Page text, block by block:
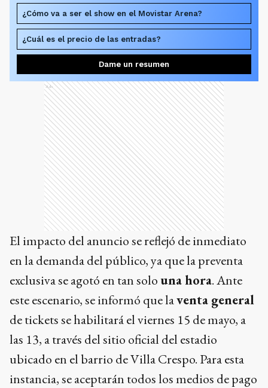
¿Cómo va a ser el show en el Movistar Arena?
¿Cuál es el precio de las entradas?
Dame un resumen
Ads
El impacto del anuncio se reflejó de inmediato
en la demanda del público, ya que la preventa
exclusiva se agotó en tan solouna hora. Ante
este escenario, se informó que laventa general
de tickets se habilitará el viernes 15 de mayo, a
las 13, a través del sitio oficial del estadio
ubicado en el barrio de Villa Crespo. Para esta
instancia, se aceptarán todos los medios de pago